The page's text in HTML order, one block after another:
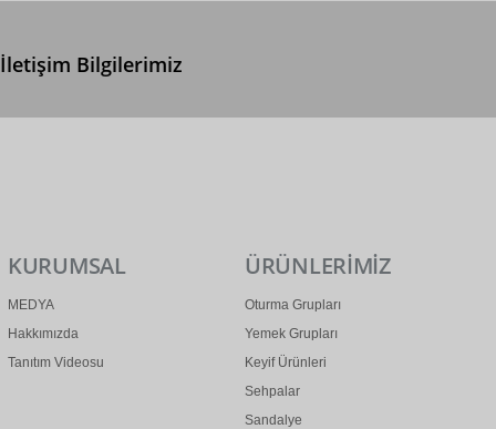
İletişim Bilgilerimiz
KURUMSAL
MEDYA
Hakkımızda
Tanıtım Videosu
ÜRÜNLERİMİZ
Oturma Grupları
Yemek Grupları
Keyif Ürünleri
Sehpalar
Sandalye